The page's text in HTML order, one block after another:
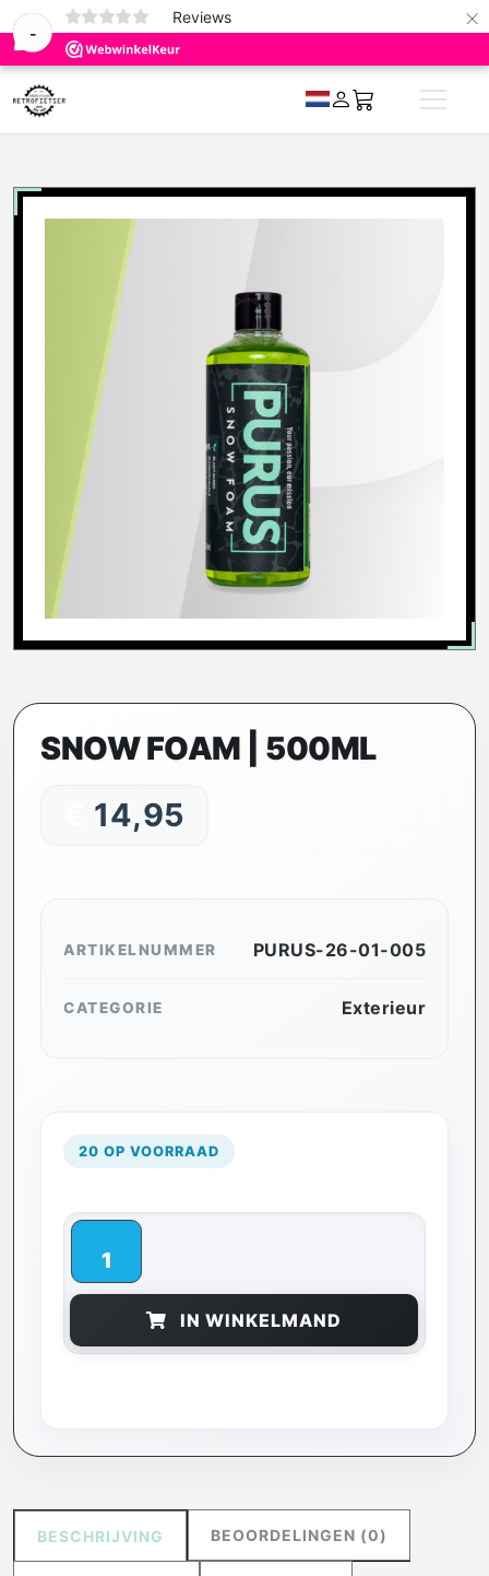
-
Reviews ×
SNOW FOAM | 500ML
14,95
ARTIKELNUMMER PURUS-26-01-005
CATEGORIE Exterieur
20 OP VOORRAAD
IN WINKELMAND
BESCHRIJVING BEOORDELINGEN (0)